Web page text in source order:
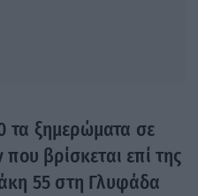
τα ξημερώματα σε
βρίσκεται επί της
55 στη Γλυφάδα